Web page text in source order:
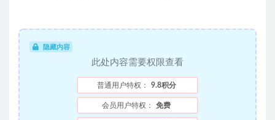
隐藏内容
此处内容需要权限查看
普通用户特权： 9.8积分
会员用户特权： 免费